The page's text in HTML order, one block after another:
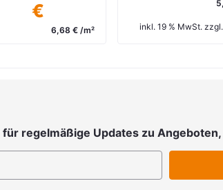
€
6,68 € /m² inkl. 19 % MwSt.
regelmäßige Updates zu